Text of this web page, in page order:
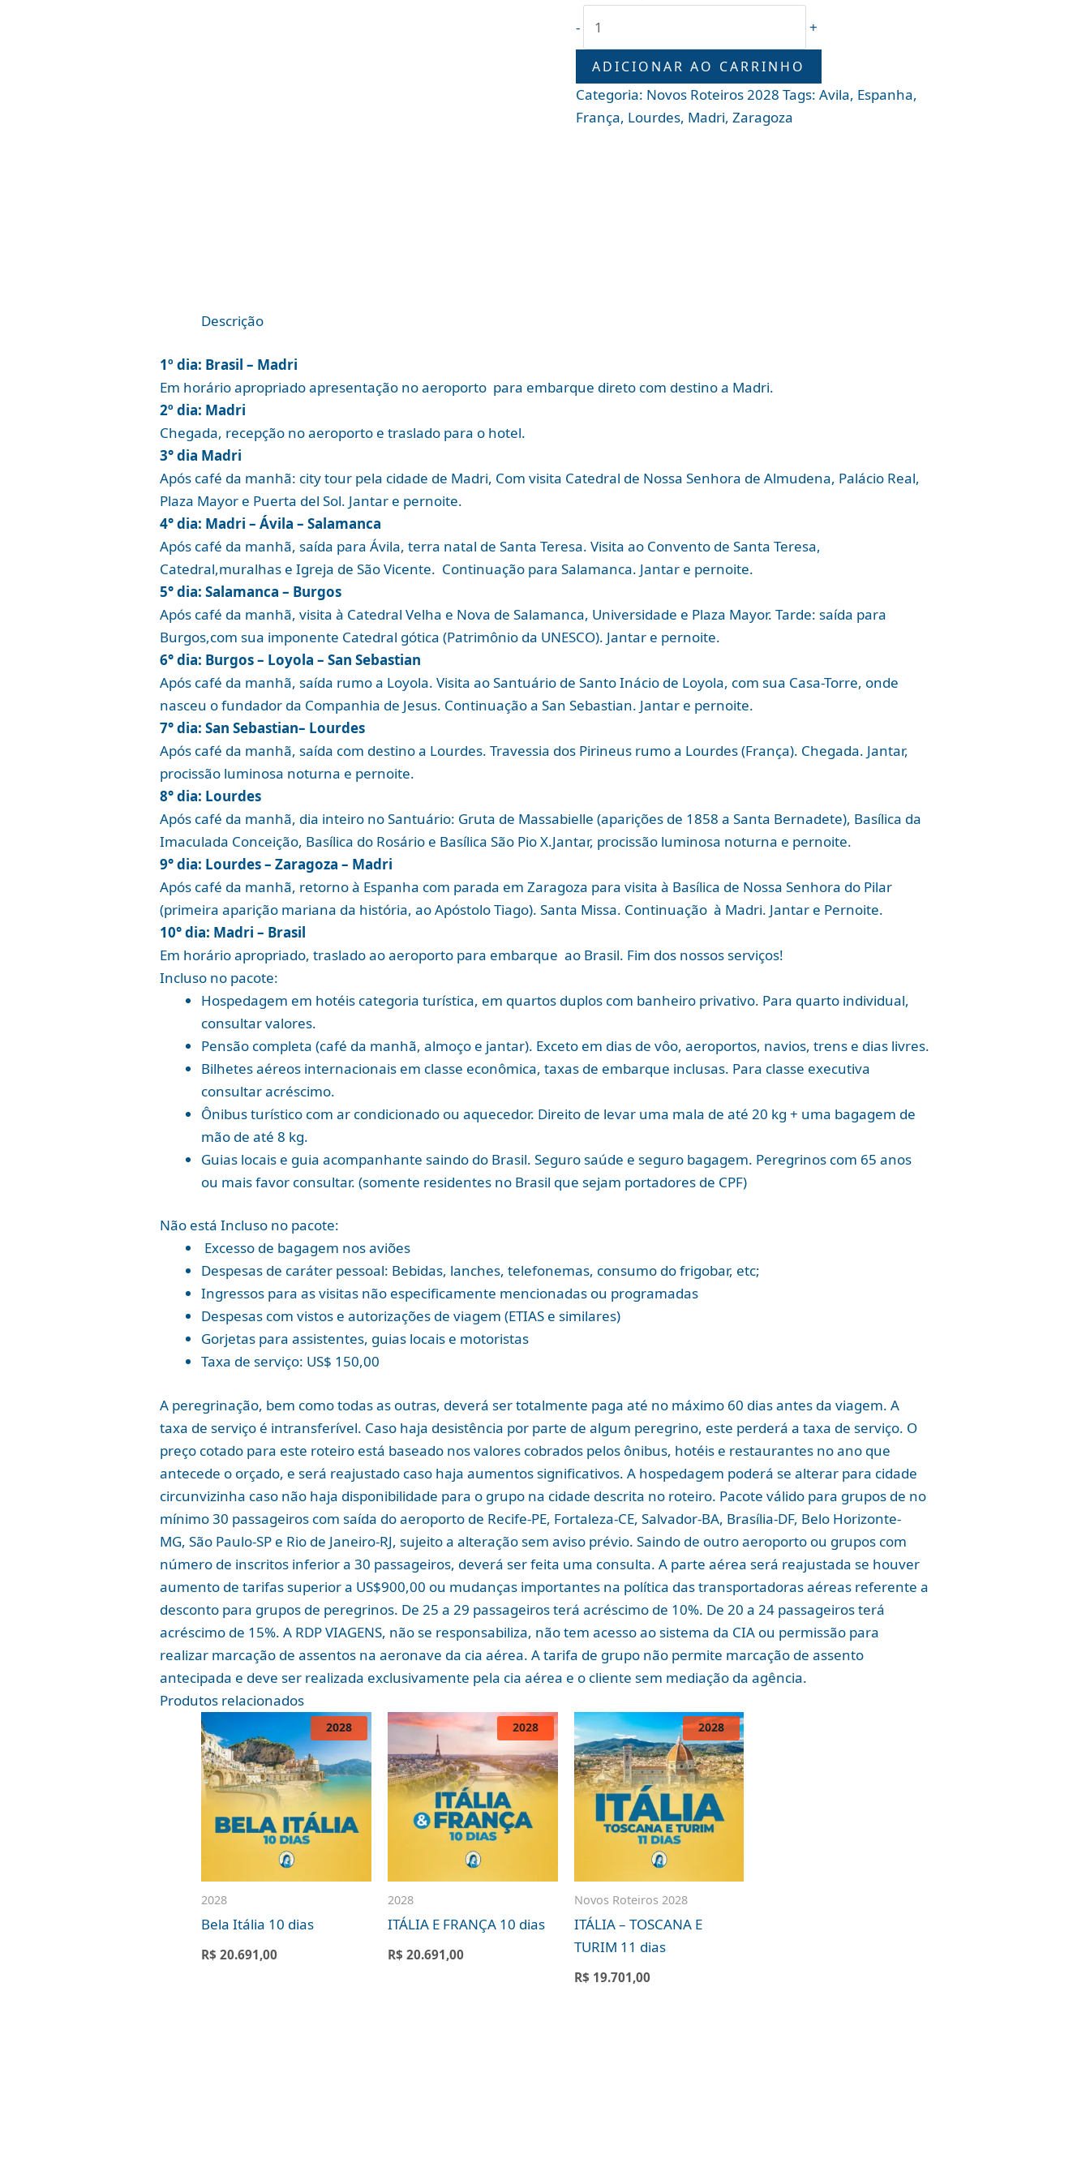
-
+
ADICIONAR AO CARRINHO
Categoria: Novos Roteiros 2028 Tags: Avila, Espanha,
França, Lourdes, Madri, Zaragoza
Descrição
1º dia: Brasil – Madri
Em horário apropriado apresentação no aeroporto para embarque direto com destino a Madri.
2º dia: Madri
Chegada, recepção no aeroporto e traslado para o hotel.
3° dia Madri
Após café da manhã: city tour pela cidade de Madri, Com visita Catedral de Nossa Senhora de Almudena, Palácio Real,
Plaza Mayor e Puerta del Sol. Jantar e pernoite.
4° dia: Madri – Ávila – Salamanca
Após café da manhã, saída para Ávila, terra natal de Santa Teresa. Visita ao Convento de Santa Teresa,
Catedral,muralhas e Igreja de São Vicente. Continuação para Salamanca. Jantar e pernoite.
5° dia: Salamanca – Burgos
Após café da manhã, visita à Catedral Velha e Nova de Salamanca, Universidade e Plaza Mayor. Tarde: saída para
Burgos,com sua imponente Catedral gótica (Patrimônio da UNESCO). Jantar e pernoite.
6° dia: Burgos – Loyola – San Sebastian
Após café da manhã, saída rumo a Loyola. Visita ao Santuário de Santo Inácio de Loyola, com sua Casa-Torre, onde
nasceu o fundador da Companhia de Jesus. Continuação a San Sebastian. Jantar e pernoite.
7° dia: San Sebastian– Lourdes
Após café da manhã, saída com destino a Lourdes. Travessia dos Pirineus rumo a Lourdes (França). Chegada. Jantar,
procissão luminosa noturna e pernoite.
8° dia: Lourdes
Após café da manhã, dia inteiro no Santuário: Gruta de Massabielle (aparições de 1858 a Santa Bernadete), Basílica da
Imaculada Conceição, Basílica do Rosário e Basílica São Pio X.Jantar, procissão luminosa noturna e pernoite.
9° dia: Lourdes – Zaragoza – Madri
Após café da manhã, retorno à Espanha com parada em Zaragoza para visita à Basílica de Nossa Senhora do Pilar
(primeira aparição mariana da história, ao Apóstolo Tiago). Santa Missa. Continuação à Madri. Jantar e Pernoite.
10° dia: Madri – Brasil
Em horário apropriado, traslado ao aeroporto para embarque ao Brasil. Fim dos nossos serviços!
Incluso no pacote:
Hospedagem em hotéis categoria turística, em quartos duplos com banheiro privativo. Para quarto individual,
consultar valores.
Pensão completa (café da manhã, almoço e jantar). Exceto em dias de vôo, aeroportos, navios, trens e dias livres.
Bilhetes aéreos internacionais em classe econômica, taxas de embarque inclusas. Para classe executiva
consultar acréscimo.
Ônibus turístico com ar condicionado ou aquecedor. Direito de levar uma mala de até 20 kg + uma bagagem de
mão de até 8 kg.
Guias locais e guia acompanhante saindo do Brasil. Seguro saúde e seguro bagagem. Peregrinos com 65 anos
ou mais favor consultar. (somente residentes no Brasil que sejam portadores de CPF)
Não está Incluso no pacote:
Excesso de bagagem nos aviões
Despesas de caráter pessoal: Bebidas, lanches, telefonemas, consumo do frigobar, etc;
Ingressos para as visitas não especificamente mencionadas ou programadas
Despesas com vistos e autorizações de viagem (ETIAS e similares)
Gorjetas para assistentes, guias locais e motoristas
Taxa de serviço: US$ 150,00
A peregrinação, bem como todas as outras, deverá ser totalmente paga até no máximo 60 dias antes da viagem. A
taxa de serviço é intransferível. Caso haja desistência por parte de algum peregrino, este perderá a taxa de serviço. O
preço cotado para este roteiro está baseado nos valores cobrados pelos ônibus, hotéis e restaurantes no ano que
antecede o orçado, e será reajustado caso haja aumentos significativos. A hospedagem poderá se alterar para cidade
circunvizinha caso não haja disponibilidade para o grupo na cidade descrita no roteiro. Pacote válido para grupos de no
mínimo 30 passageiros com saída do aeroporto de Recife-PE, Fortaleza-CE, Salvador-BA, Brasília-DF, Belo Horizonte-
MG, São Paulo-SP e Rio de Janeiro-RJ, sujeito a alteração sem aviso prévio. Saindo de outro aeroporto ou grupos com
número de inscritos inferior a 30 passageiros, deverá ser feita uma consulta. A parte aérea será reajustada se houver
aumento de tarifas superior a US$900,00 ou mudanças importantes na política das transportadoras aéreas referente a
desconto para grupos de peregrinos. De 25 a 29 passageiros terá acréscimo de 10%. De 20 a 24 passageiros terá
acréscimo de 15%. A RDP VIAGENS, não se responsabiliza, não tem acesso ao sistema da CIA ou permissão para
realizar marcação de assentos na aeronave da cia aérea. A tarifa de grupo não permite marcação de assento
antecipada e deve ser realizada exclusivamente pela cia aérea e o cliente sem mediação da agência.
Produtos relacionados
2028
Bela Itália 10 dias
R$ 20.691,00
2028
2028
ITÁLIA E FRANÇA 10 dias
R$ 20.691,00
2028
Novos Roteiros 2028
ITÁLIA – TOSCANA E
TURIM 11 dias
R$ 19.701,00
2028